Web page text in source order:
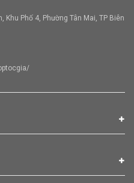
Khu Phố 4, Phường Tân Mai, TP Biên